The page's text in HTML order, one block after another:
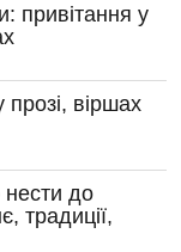
привітання у
віршах
до
традиції,